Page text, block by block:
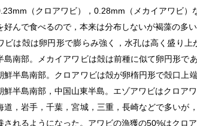
（クロアワビ），0.28mm（メカイアワビ
好んで食べるので，本来は分布しないが褐藻の多
ビは殻は卵円形で膨らみ強く，水孔は高く盛り
島南部。メカイアワビは殻は前種に似て卵円形で
鮮半島南部。クロアワビは殻が卵楕円形で殻口
鮮半島南部，中国山東半島。エゾアワビはクロア
道，岩手，千葉，宮城，三重，長崎などで多いが
されるようになった。アワビの漁獲の50%はクロア